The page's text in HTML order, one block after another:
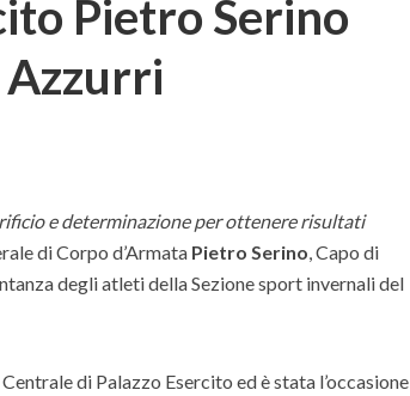
Pietro Serino
e determinazione per ottenere risultati
di Corpo d’Armata Pietro Serino , Capo di
degli atleti della Sezione sport invernali del
di Palazzo Esercito ed è stata l’occasione